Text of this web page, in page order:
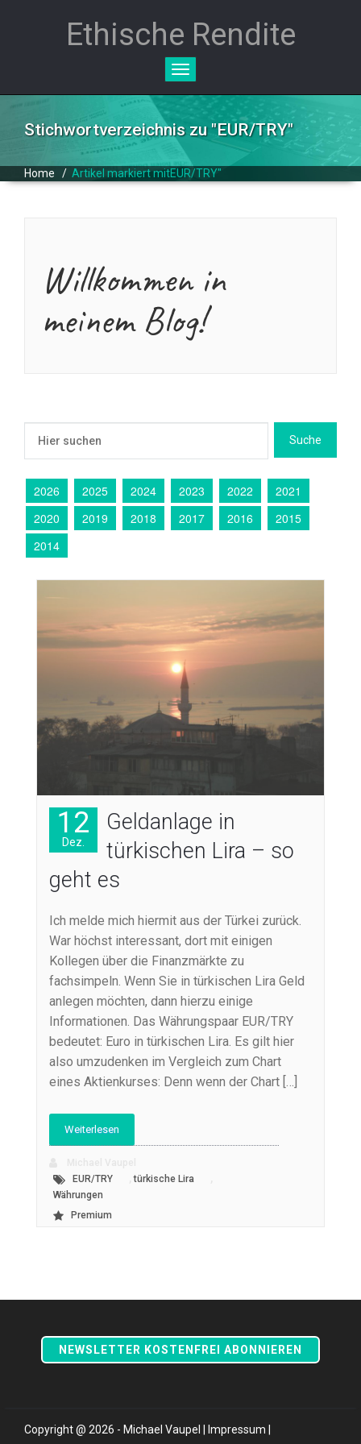
Ethische Rendite
Toggle
Stichwortverzeichnis zu "EUR/TRY"
Home / Artikel markiert mitEUR/TRY"
Willkommen in
meinem Blog!
2026 2025 2024 2023 2022
2021
2020
2019 2018 2017 2016
2015
2014
12
Dez.
Geldanlage in
türkischen Lira – so
geht es
Ich melde mich hiermit aus der Türkei zurück.
War höchst interessant, dort mit einigen
Kollegen über die Finanzmärkte zu
fachsimpeln. Wenn Sie in türkischen Lira Geld
anlegen möchten, dann hierzu einige
Informationen. Das Währungspaar EUR/TRY
bedeutet: Euro in türkischen Lira. Es gilt hier
also umzudenken im Vergleich zum Chart
eines Aktienkurses: Denn wenn der Chart […]
Weiterlesen
EUR/TRY
,türkische Lira
Währungen
Premium
NEWSLETTER KOSTENFREI ABONNIEREN
Copyright @ 2026 - Michael Vaupel | Impressum